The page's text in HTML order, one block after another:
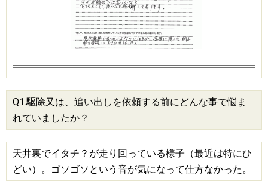
Q1.駆除又は、追い出しを依頼する前にどんな事で悩ま
れていましたか？
天井裏でイタチ？が走り回っている様子（最近は特にひ
どい）。ゴソゴソという音が気になって仕方なかった。